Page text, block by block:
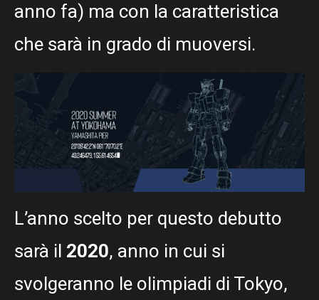
anno fa) ma con la caratteristica
che sarà in grado di muoversi.
L’anno scelto per questo debutto
sarà il 2020, anno in cui si
svolgeranno le olimpiadi di Tokyo,